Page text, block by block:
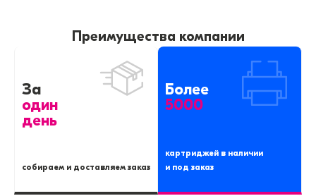
Преимущества компании
За
один
день
собираем и доставляем заказ
Более
5000
картриджей в наличии
и под заказ